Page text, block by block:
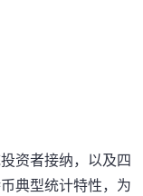
资者接纳，以及四
典型统计特性，为